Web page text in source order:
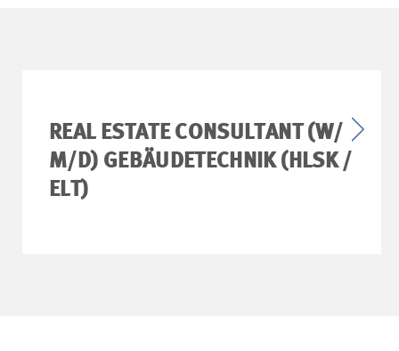
REAL ESTATE CONSULTANT (W/
M/D) GEBÄUDETECHNIK (HLSK /
ELT)